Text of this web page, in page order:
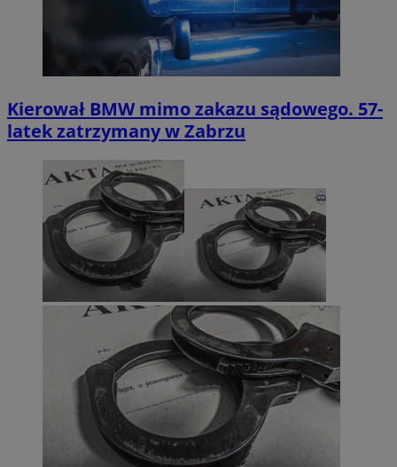
Kierował BMW mimo zakazu sądowego. 57-
latek zatrzymany w Zabrzu